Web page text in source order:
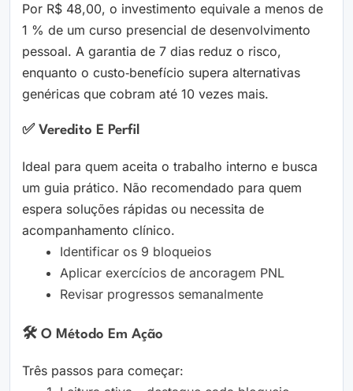
Por R$ 48,00, o investimento equivale a menos de
1 % de um curso presencial de desenvolvimento
pessoal. A garantia de 7 dias reduz o risco,
enquanto o custo‑benefício supera alternativas
genéricas que cobram até 10 vezes mais.
✅ Veredito E Perfil
Ideal para quem aceita o trabalho interno e busca
um guia prático. Não recomendado para quem
espera soluções rápidas ou necessita de
acompanhamento clínico.
Identificar os 9 bloqueios
Aplicar exercícios de ancoragem PNL
Revisar progressos semanalmente
🛠️ O Método Em Ação
Três passos para começar: